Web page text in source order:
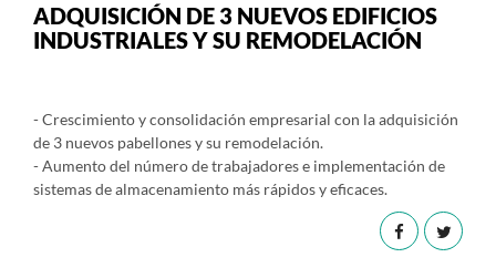
ADQUISICIÓN DE 3 NUEVOS EDIFICIOS
INDUSTRIALES Y SU REMODELACIÓN
- Crescimiento y consolidación empresarial con la adquisición
de 3 nuevos pabellones y su remodelación.
- Aumento del número de trabajadores e implementación de
sistemas de almacenamiento más rápidos y eficaces.